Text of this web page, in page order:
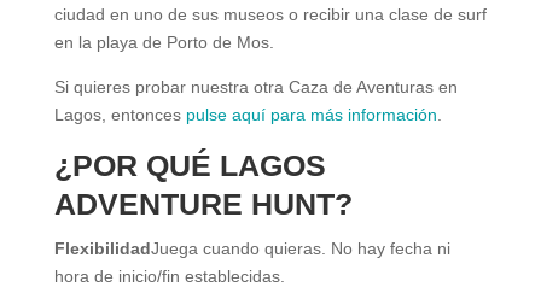
ciudad en uno de sus museos o recibir una clase de surf
en la playa de Porto de Mos.
Si quieres probar nuestra otra Caza de Aventuras en
Lagos, entonces pulse aquí para más información.
¿POR QUÉ LAGOS
ADVENTURE HUNT?
FlexibilidadJuega cuando quieras. No hay fecha ni
hora de inicio/fin establecidas.